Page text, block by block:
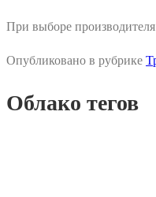
При выборе
Опубликовано в рубрике
Облако тегов